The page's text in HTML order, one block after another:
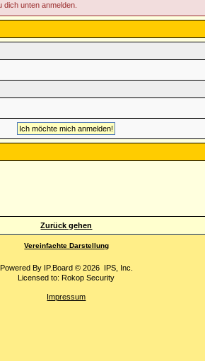
unten anmelden.
Zurück gehen
Vereinfachte Darstellung
Powered By IP.Board© 2026 IPS, Inc
Licensed to: Rokop Security
Impressum